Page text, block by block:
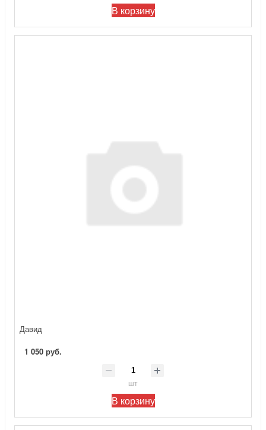
В корзину
Давид
1 050 руб.
шт
В корзину